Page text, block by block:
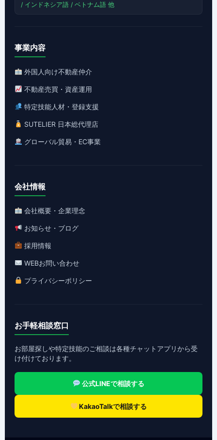
/ インドネシア語 / ベトナム語 他
事業内容
外国人向け不動産仲介
不動産売買・資産運用
特定技能人材・登録支援
SUTELIER 日本総代理店
グローバル貿易・EC事業
会社情報
会社概要・企業理念
お知らせ・ブログ
採用情報
WEBお問い合わせ
プライバシーポリシー
お手軽相談窓口
お部屋探しや特定技能のご相談は各種チャットアプリから受
け付けております。
公式LINEで相談する
KakaoTalkで相談する